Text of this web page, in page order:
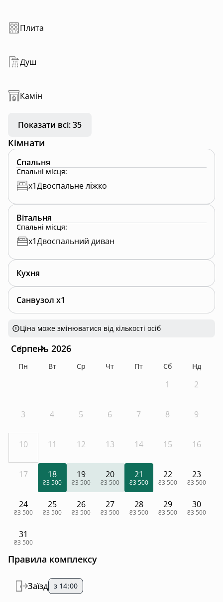
Плита
Душ
Камін
Показати всі: 35
Кімнати
Спальня
Спальні місця:
x1Двоспальне ліжко
Вітальня
Спальні місця:
x1Двоспальний диван
Кухня
Санвузол x1
Ціна може змінюватися від кількості осіб
Серпень 2026
Пн Вт Ср Чт Пт Сб Нд
1 2
3 4 5 6 7 8 9
10 11 12 13 14 15 16
17 18
₴3 500
19
₴3 500
20
₴3 500
21
₴3 500
22
₴3 500
23
₴3 500
24
₴3 500
25
₴3 500
26
₴3 500
27
₴3 500
28
₴3 500
29
₴3 500
30
₴3 500
31
₴3 500
Правила комплексу
Заїзд з 14:00